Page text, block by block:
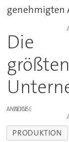
genehmigten
Die
ANZEIGE
PRODUKTION